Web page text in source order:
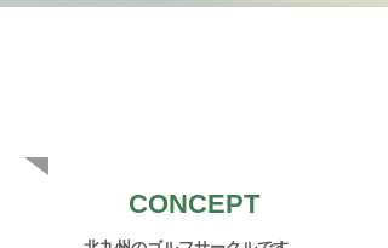
CONCEPT